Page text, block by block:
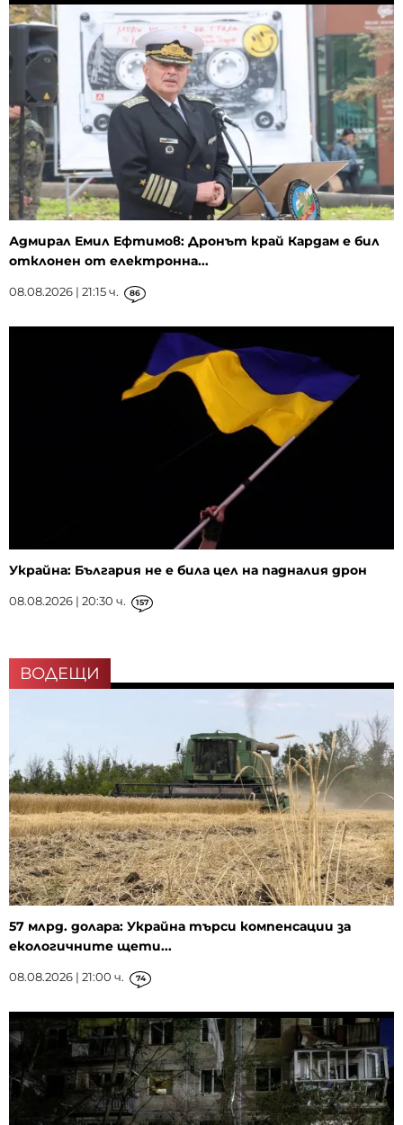
Адмирал Емил Ефтимов: Дронът край Кардам е бил
отклонен от електронна...
08.08.2026 | 21:15 ч. 86
Украйна: България не е била цел на падналия дрон
08.08.2026 | 20:30 ч. 157
ВОДЕЩИ
57 млрд. долара: Украйна търси компенсации за
екологичните щети...
08.08.2026 | 21:00 ч. 74